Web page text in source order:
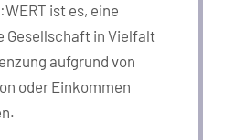
ist es, eine
Gesellschaft in Vielfalt
aufgrund von
oder Einkommen